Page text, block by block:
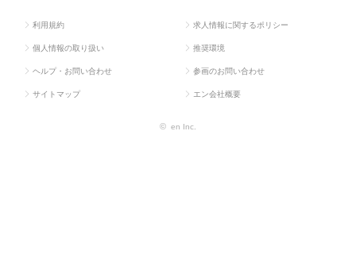
利用規約 求人情報に関するポリシー
個人情報の取り扱い 推奨環境
ヘルプ・お問い合わせ 参画のお問い合わせ
サイトマップ エン会社概要
© en Inc.